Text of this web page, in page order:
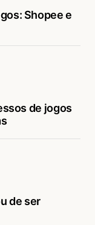
Shopee e
de jogos
de ser